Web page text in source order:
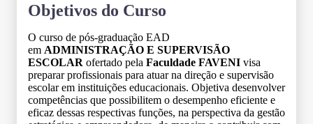
Objetivos do Curso
O curso de pós-graduação EAD
em ADMINISTRAÇÃO E SUPERVISÃO
ESCOLAR ofertado pela Faculdade FAVENI visa
preparar profissionais para atuar na direção e supervisão
escolar em instituições educacionais. Objetiva desenvolver
competências que possibilitem o desempenho eficiente e
eficaz dessas respectivas funções, na perspectiva da gestão